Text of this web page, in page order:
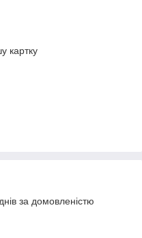
картку
за домовленістю